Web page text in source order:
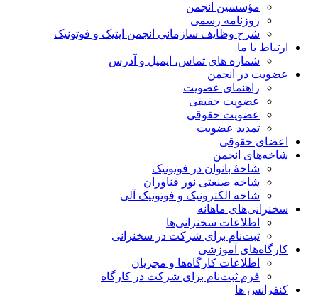
مؤسسین انجمن
روزنامه رسمی
شرح وظایف سازمانی انجمن اپتیک و فوتونیک
ارتباط با ما
شماره های تماس، ایمیل و آدرس
عضویت در انجمن
راهنمای عضویت
عضویت حقیقی
عضویت حقوقی
تمدید عضویت
اعضای حقوقی
شاخه‌های انجمن
شاخۀ بانوان در فوتونیک
شاخه صنعتی نور فناوران
شاخه‌ الکترونیک و فوتونیک آلی
سخنرانی‌های ماهانه
اطلاعات سخنرانی‌‌ها
ثبت‌نام برای شرکت در سخنرانی
کارگاه‌های آموزشی
اطلاعات کارگاه‌ها و مجریان
فرم ثبت‌نام برای شرکت در کارگاه
کنفرانس ها